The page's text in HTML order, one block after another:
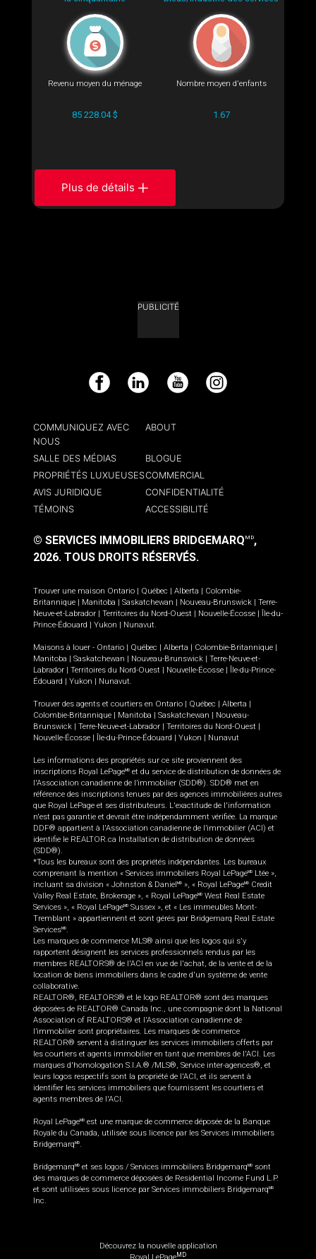
Revenu moyen du ménage
85 228.04 $
Nombre moyen d'enfants
1.67
Plus de détails
PUBLICITÉ
Facebook LinkedIn YouTube Instagram
COMMUNIQUEZ AVEC
NOUS
ABOUT
SALLE DES MÉDIAS
BLOGUE
PROPRIÉTÉS LUXUEUSESCOMMERCIAL
AVIS JURIDIQUE
CONFIDENTIALITÉ
TÉMOINS
ACCESSIBILITÉ
© SERVICES IMMOBILIERS BRIDGEMARQ MD,
2026. TOUS DROITS RÉSERVÉS.
Trouver une maison Ontario Québec Alberta
Colombie-
Britannique
Manitoba Saskatchewan Nouveau-Brunswick
Terre-
Neuve-et-Labrador
Territoires du Nord-Ouest Nouvelle-Écosse
Île-du-
Prince-Édouard
Yukon Nunavut.
Maisons à louer - Ontario Québec Alberta Colombie-Britannique
Manitoba
Saskatchewan Nouveau-Brunswick
Terre-Neuve-et-
Labrador
Territoires du Nord-Ouest Nouvelle-Écosse
Île-du-Prince-
Édouard
Yukon Nunavut.
Trouver des agents et courtiers en Ontario Québec Alberta
Colombie-Britannique
Manitoba Saskatchewan
Nouveau-
Brunswick
Terre-Neuve-et-Labrador Territoires du Nord-Ouest
Nouvelle-Écosse
Île-du-Prince-Édouard Yukon Nunavut
Les informations des propriétés sur ce site proviennent des
inscriptions Royal LePageMD et du service de distribution de données de
l'Association canadienne de l’immobilier (SDD®). SDD® met en
référence des inscriptions tenues par des agences immobilières autres
que Royal LePage et ses distributeurs. L'exactitude de l'information
n'est pas garantie et devrait être indépendamment vérifiée. La marque
DDF® appartient à l'Association canadienne de l’immobilier (ACI) et
identifie le REALTOR.ca Installation de distribution de données
(SDD®).
*Tous les bureaux sont des propriétés indépendantes. Les bureaux
comprenant la mention « Services immobiliers Royal LePageMD
Ltée »,
incluant sa division « Johnston & Daniel MD », « Royal LePageMD
Credit
Valley Real Estate, Brokerage », « Royal LePageMD West Real Estate
Services », « Royal LePageMD Sussex », et « Les immeubles Mont-
Tremblant » appartiennent et sont gérés par Bridgemarq Real Estate
ServicesMD.
Les marques de commerce MLS® ainsi que les logos qui s'y
rapportent désignent les services professionnels rendus par les
membres REALTORS® de l'ACI en vue de l'achat, de la vente et de la
location de biens immobiliers dans le cadre d'un système de vente
collaborative.
REALTOR®, REALTORS® et le logo REALTOR® sont des marques
déposées de REALTOR® Canada Inc., une compagnie dont la National
Association of REALTORS® et l'Association canadienne de
l’immobilier sont propriétaires. Les marques de commerce
REALTOR® servent à distinguer les services immobiliers offerts par
les courtiers et agents immobilier en tant que membres de l'ACI. Les
marques d'homologation S.I.A.® /MLS®, Service inter-agences®, et
leurs logos respectifs sont la propriété de l'ACI, et ils servent à
identifier les services immobiliers que fournissent les courtiers et
agents membres de l'ACI.
Royal LePageMD est une marque de commerce déposée de la Banque
Royale du Canada, utilisée sous licence par les Services immobiliers
BridgemarqMD.
BridgemarqMD et ses logos / Services immobiliers BridgemarqMD
sont
des marques de commerce déposées de Residential Income Fund L.P.
et sont utilisées sous licence par Services immobiliers BridgemarqMD
Inc.
Découvrez la nouvelle application
MD